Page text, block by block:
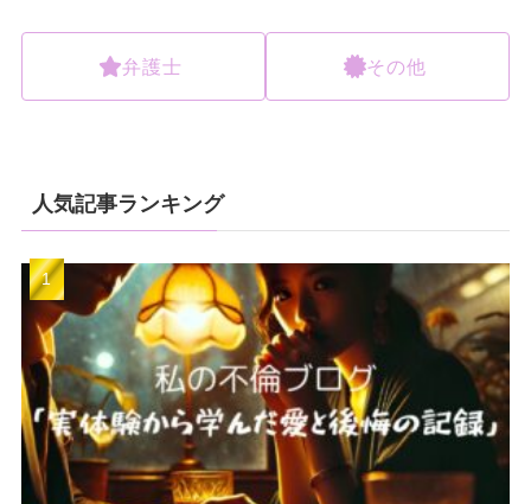
弁護士 その他
人気記事ランキング